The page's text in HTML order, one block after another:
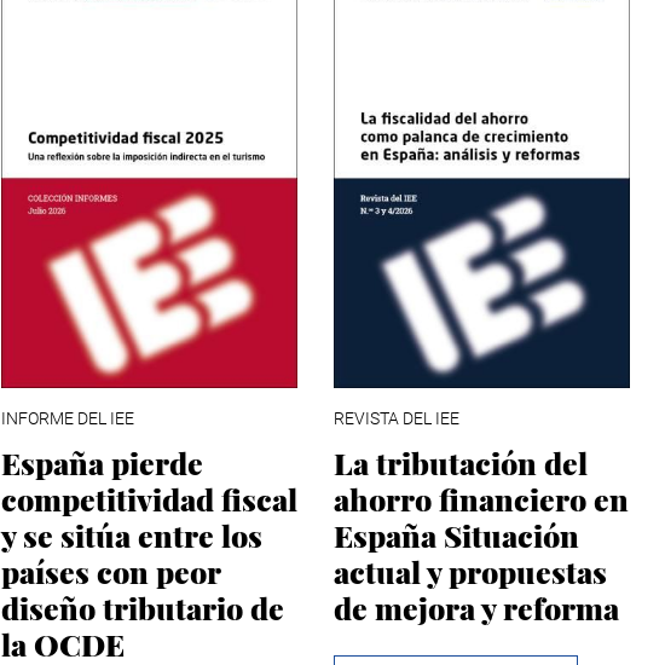
INFORME DEL IEE
España pierde
competitividad fiscal
y se sitúa entre los
países con peor
diseño tributario de
la OCDE
REVISTA DEL IEE
La tributación del
ahorro financiero en
España Situación
actual y propuestas
de mejora y reforma